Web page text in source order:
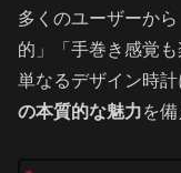
多くのユーザーか
的」「手巻き感覚
単なるデザイン時
の本質的な魅力を備